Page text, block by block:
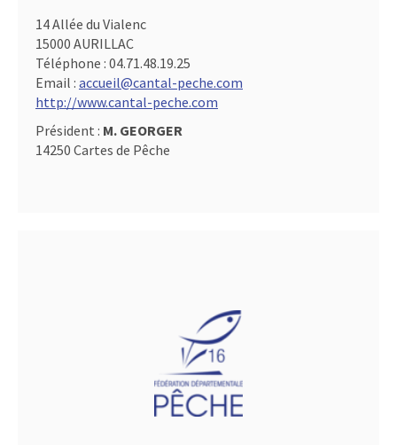
14 Allée du Vialenc
15000 AURILLAC
Téléphone : 04.71.48.19.25
Email : accueil@cantal-peche.com
http://www.cantal-peche.com
Président : M. GEORGER
14250 Cartes de Pêche